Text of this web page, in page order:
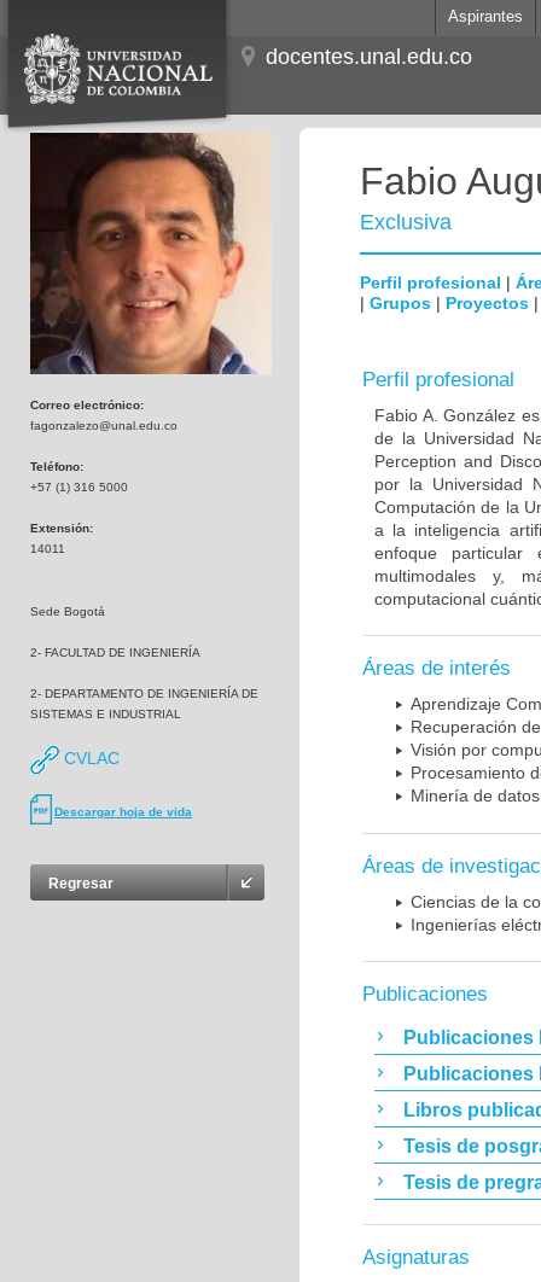
Aspirantes
docentes.unal.edu.co
Correo electrónico:
fagonzalezo@unal.edu.co
Teléfono:
+57 (1) 316 5000
Extensión:
14011
Sede Bogotá
2- FACULTAD DE INGENIERÍA
2- DEPARTAMENTO DE INGENIERÍA DE
SISTEMAS E INDUSTRIAL
CVLAC
Descargar hoja de vida
Regresar
Fabio
Exclusiva
Perfil profesional |
| Grupos | Proyectos
Perfil profesional
Fabio A. González
de la Universidad
Perception and
por la Universidad
Computación de la
a la inteligencia
enfoque particular
multimodales y,
computacional
Áreas de interés
Aprendizaje
Recuperación
Visión por
Procesamiento
Minería de
Áreas de
Ciencias de la
Ingenierías
Publicaciones
Publicaciones
Publicaciones
Libros
Tesis de
Tesis de
Asignaturas